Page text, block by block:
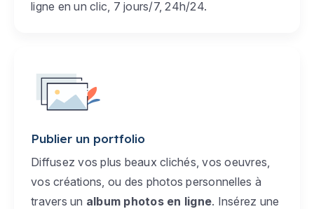
ligne en un clic, 7 jours/7, 24h/24.
Publier un portfolio
Diffusez vos plus beaux clichés, vos oeuvres,
vos créations, ou des photos personnelles à
travers un album photos en ligne. Insérez une